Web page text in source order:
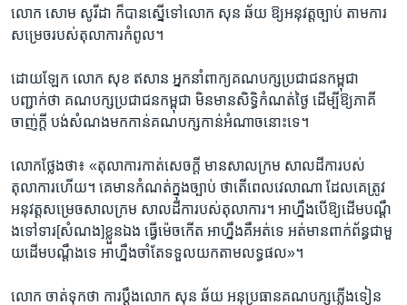
​លោក សោម សូរីដា ក៏បានស្នើ​ទៅ​លោក សុន ឆ័យ ​ឱ្យ​អនុវត្តច្បាប់ តាម​ការ​
សម្រេច​របស់​តុលាការ​កំពូល​។
ដោយ​ឡែក លោក​ សុខ ឥសាន ​អ្នក​នាំពាក្យ​គណបក្ស​ប្រជាជន​កម្ពុជា​
បញ្ជាក់ថា គណ​បក្ស​ប្រជា​ជន​កម្ពុជា មិន​មាន​សិទ្ធិកំណត់​ថ្ងៃ​ ដើម្បី​ឱ្យ​ភាគី​
ចាញ់​ក្តី​ ​បង់​សំណង​មក​កាន់​គណ​បក្ស​កាន់​អំណាច​នោះ​ទេ​។ ​
​លោក​ថ្លែ​ងថា៖ ​«តុលាការ​កាត់​សេចក្តី មាន​សាលក្រម សាលដីការបស់
តុលាការ​ហើយ។ ​គេមាន​កំណត់​ក្នុង​ច្បាប់ ថាតើ​ពេល​វេលាណា​ ដែលគេត្រូវ​
អនុវត្ត​សម្រេច​សាល​ក្រម សាល​ដីកា​របស់​តុលាការ​។ អាហ្នឹង​បើឱ្យ​ដើម​បណ្តឹ​
ង​ទៅទារ​[សំណង​]ខ្លួន​ឯង​ ធ្វើ​ម៉េច​កើត​ អាហ្នឹង​គឺអត់​ទេ​ អត់មាន​ពាក់​ព័ន្ធជាមួ​
យ​ដើម​បណ្តឹង​ទេ​ អាហ្នឹង​ចាំតែ​ទទួល​យក​តាម​លទ្ធផល»។
​លោក​ ចាត់ទុកថា ការ​ប្តឹង​លោក ​សុន ឆ័យ អនុប្រធាន​គណបក្ស​ភ្លើងទៀន​